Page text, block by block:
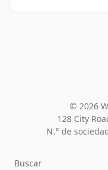
© 2026
128 City
N.° de
Buscar